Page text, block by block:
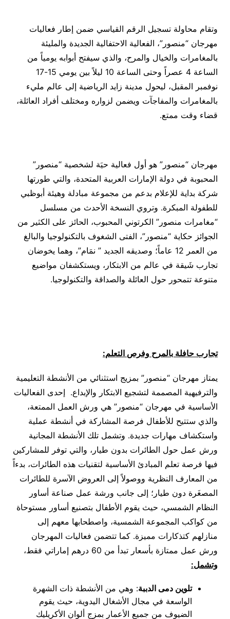
وتقام محاولة تسجيل الرقم القياسي ضمن إطار فعاليات
مهرجان “منصور”، الفعالية الاحتفالية الجديدة والمليئة
بالمغامرات والخيال والمرح، والذي سيفتح أبوابه يومياً من
الساعة 4 عصراً وحتى الساعة 10 ليلاً بين يومي 15-17
نوفمبر المقبل، ليحول مدينة زايد الرياضية إلى عالم مليء
بالمغامرات والمفاجآت ويضمن لزواره ومختلف أفراد العائلة،
قضاء وقت ممتع.
مهرجان “منصور” هو أول فعالية حيَة لشخصية “منصور”
المحبوبة في دولة الإمارات العربية المتحدة، والتي طورتها
شركة بداية للإعلام بدعم من مجموعة مبادلة وهيئة أبوظبي
للطفولة المبكرة. وتروي النسخة الأحدث من مسلسل
“مغامرات منصور” الكرتوني المحبوب، الحائز على الكثير من
الجوائز حكاية “منصور”، الفتى الشغوف بالتكنولوجيا والبالغ
من العمر 12 عاماً؛ وصديقه الجديد ” نمَام”، وهما يخوضان
تجارب شَيقة في عالم من الابتكار، ويستكشفان مواضيع
متنوعة تتمحور حول العائلة والصداقة والتكنولوجيا.
تجارب حافلة بالمرح وفرص التعلم:
يمتاز مهرجان “منصور” بمزيج استثنائي من الأنشطة التعليمية
والترفيهية المصممة لتشجيع الابتكار والإبداع. إحدى الفعاليات
الأساسية في مهرجان “منصور” هي ورش العمل الممتعة،
والذي ستتيح للأطفال فرصة المشاركة في أنشطة عملية
واستكشاف مهارات جديدة. وتشمل تلك الأنشطة المجانية
ورش عمل حول الطائرات بدون طيار، والتي توفر للمشاركين
فيها فرصة تعلم المبادئ الأساسية لتقنيات هذه الطائرات، بدءاً
من المعارف النظرية ووصولاً إلى العروض الآسرة للطائرات
المصغَرة دون طيار؛ إلى جانب ورشة عمل صناعة أساور
النظام الشمسي، حيث يقوم الأطفال بتصنيع أساور مستوحاة
من كواكب المجموعة الشمسية، واصطحابها معهم إلى
منازلهم كتذكارات مميزة. كما تتضمن فعاليات المهرجان
ورش عمل ممتازة بأسعار تبدأ من 60 درهم إماراتي فقط،
وتشمل:
تلوين دمى الدببة: وهي من الأنشطة ذات الشهرة
الواسعة في مجال الأشغال اليدوية، حيث يقوم
الضيوف من جميع الأعمار بمزج ألوان الأكريليك